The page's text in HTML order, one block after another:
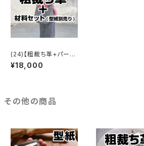
(24)【粗裁ち革+パー
ツ】メダリオンショルダ
ーバッグ
¥18,000
その他の商品